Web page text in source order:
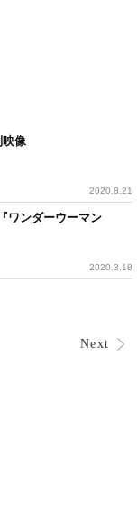
映像
2020.8.21
ワンダーウーマン
2020.3.18
Next